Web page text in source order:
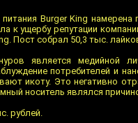
Burger King
к ущербу репутации
Пост собрал 50,3 тыс.
является медийной
потребителей и
икоту. Это негативно
носитель являлся
рублей.